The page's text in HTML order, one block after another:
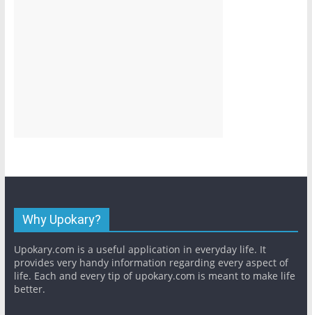
Why Upokary?
Upokary.com is a useful application in everyday life. It
provides very handy information regarding every aspect of
life. Each and every tip of upokary.com is meant to make life
better.